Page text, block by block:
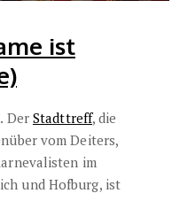
ist
Der Stadttreff, die
vom Deiters,
im
und Hofburg, ist